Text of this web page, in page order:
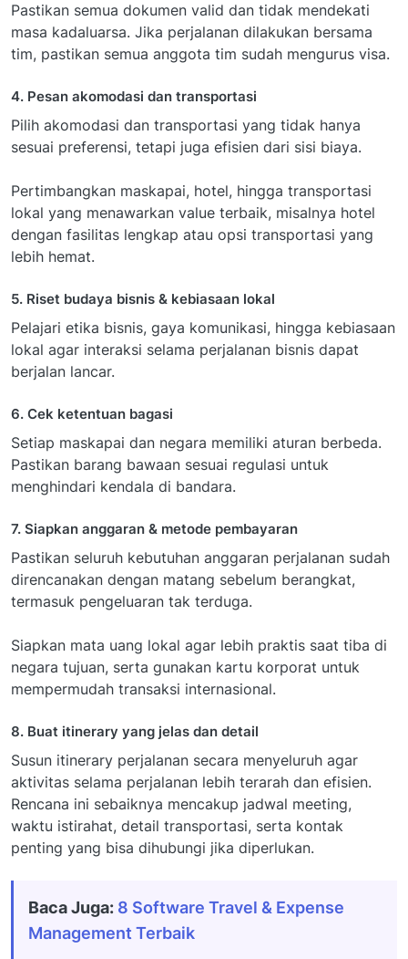
Pastikan semua dokumen valid dan tidak mendekati
masa kadaluarsa. Jika perjalanan dilakukan bersama
tim, pastikan semua anggota tim sudah mengurus visa.
4. Pesan akomodasi dan transportasi
Pilih akomodasi dan transportasi yang tidak hanya
sesuai preferensi, tetapi juga efisien dari sisi biaya.
Pertimbangkan maskapai, hotel, hingga transportasi
lokal yang menawarkan value terbaik, misalnya hotel
dengan fasilitas lengkap atau opsi transportasi yang
lebih hemat.
5. Riset budaya bisnis & kebiasaan lokal
Pelajari etika bisnis, gaya komunikasi, hingga kebiasaan
lokal agar interaksi selama perjalanan bisnis dapat
berjalan lancar.
6. Cek ketentuan bagasi
Setiap maskapai dan negara memiliki aturan berbeda.
Pastikan barang bawaan sesuai regulasi untuk
menghindari kendala di bandara.
7. Siapkan anggaran & metode pembayaran
Pastikan seluruh kebutuhan anggaran perjalanan sudah
direncanakan dengan matang sebelum berangkat,
termasuk pengeluaran tak terduga.
Siapkan mata uang lokal agar lebih praktis saat tiba di
negara tujuan, serta gunakan kartu korporat untuk
mempermudah transaksi internasional.
8. Buat itinerary yang jelas dan detail
Susun itinerary perjalanan secara menyeluruh agar
aktivitas selama perjalanan lebih terarah dan efisien.
Rencana ini sebaiknya mencakup jadwal meeting,
waktu istirahat, detail transportasi, serta kontak
penting yang bisa dihubungi jika diperlukan.
Baca Juga: 8 Software Travel & Expense
Management Terbaik